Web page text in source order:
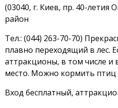
(03040, г. Киев, пр. 40-летия
район
Тел.: (044) 263-70-70)
плавно переходящий в лес.
аттракционы, в том числе и
место. Можно кормить птиц
Вход бесплатный,